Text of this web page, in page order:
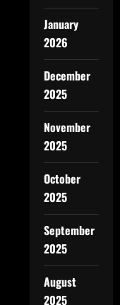
January
2026
December
2025
November
2025
October
2025
September
2025
August
2025